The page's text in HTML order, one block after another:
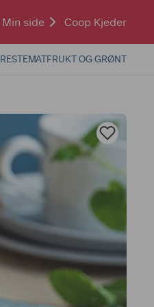
Min side Coop Kjeder
RESTEMATFRUKT OG GRØNT